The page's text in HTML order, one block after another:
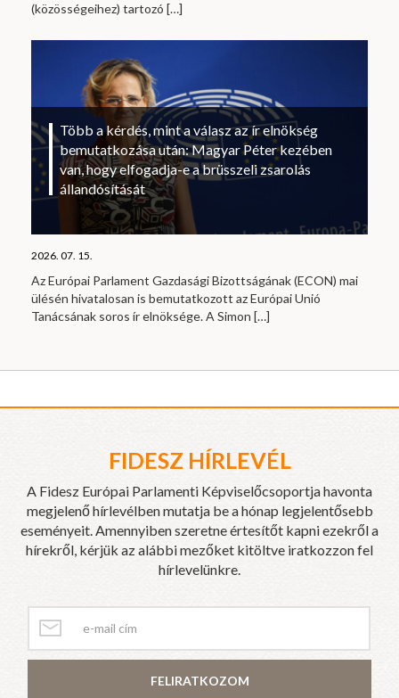
(közösségeihez) tartozó […]
Több a kérdés, mint a válasz az ír elnökség
bemutatkozása után: Magyar Péter kezében
van, hogy elfogadja-e a brüsszeli zsarolás
állandósítását
2026. 07. 15.
Az Európai Parlament Gazdasági Bizottságának (ECON) mai
ülésén hivatalosan is bemutatkozott az Európai Unió
Tanácsának soros ír elnöksége. A Simon […]
FIDESZ HÍRLEVÉL
A Fidesz Európai Parlamenti Képviselőcsoportja havonta
megjelenő hírlevélben mutatja be a hónap legjelentősebb
eseményeit. Amennyiben szeretne értesítőt kapni ezekről a
hírekről, kérjük az alábbi mezőket kitöltve iratkozzon fel
hírlevelünkre.
FELIRATKOZOM